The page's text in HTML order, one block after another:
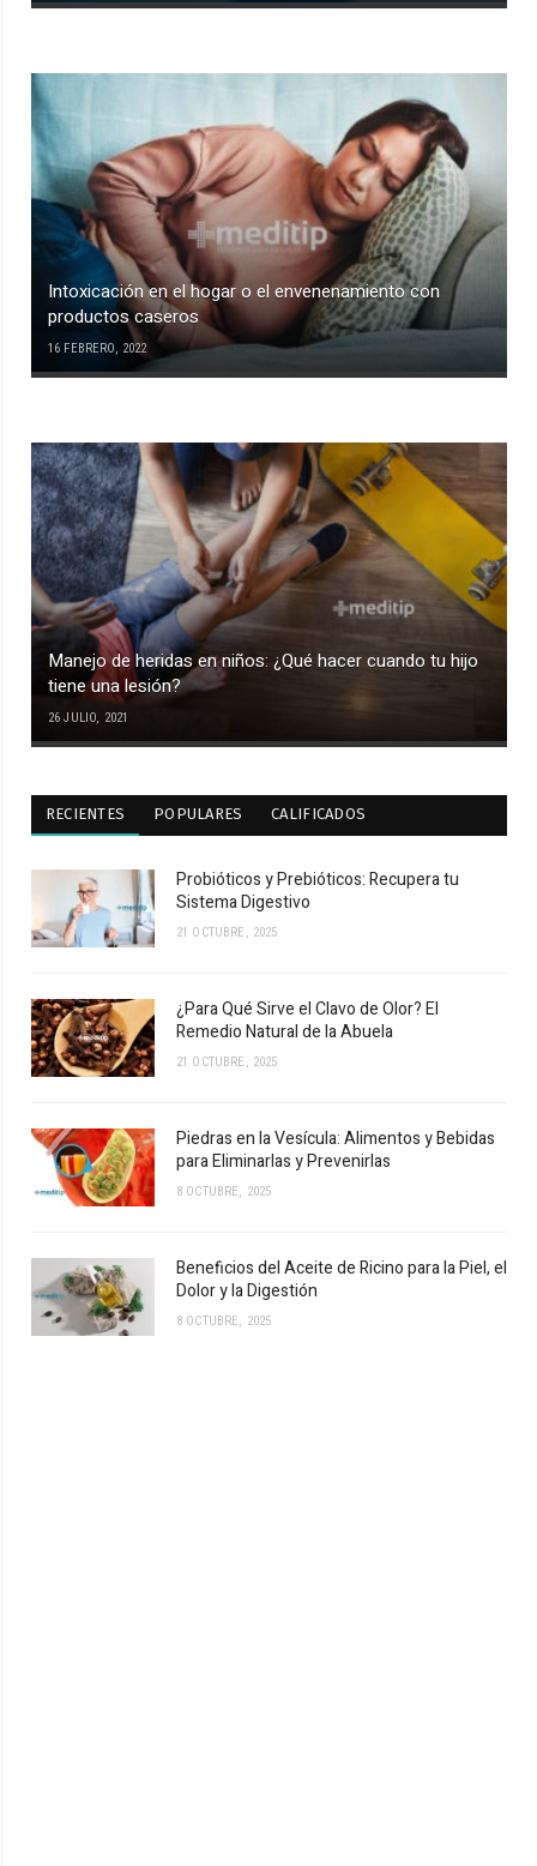
Intoxicación en el hogar o el envenenamiento con
productos caseros
16 FEBRERO, 2022
Manejo de heridas en niños: ¿Qué hacer cuando tu hijo
tiene una lesión?
26 JULIO, 2021
RECIENTES POPULARES CALIFICADOS
Probióticos y Prebióticos: Recupera tu
Sistema Digestivo
21 OCTUBRE, 2025
¿Para Qué Sirve el Clavo de Olor? El
Remedio Natural de la Abuela
21 OCTUBRE, 2025
Piedras en la Vesícula: Alimentos y Bebidas
para Eliminarlas y Prevenirlas
8 OCTUBRE, 2025
Beneficios del Aceite de Ricino para la Piel, el
Dolor y la Digestión
8 OCTUBRE, 2025